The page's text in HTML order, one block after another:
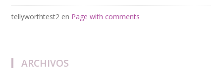
tellyworthtest2en Page with comments
ARCHIVOS